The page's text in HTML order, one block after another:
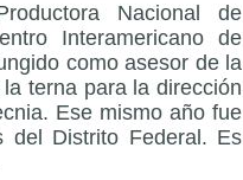
Nacional de
Interamericano de
como asesor de la
terna para la dirección
Ese mismo año fue
del Distrito Federal. Es